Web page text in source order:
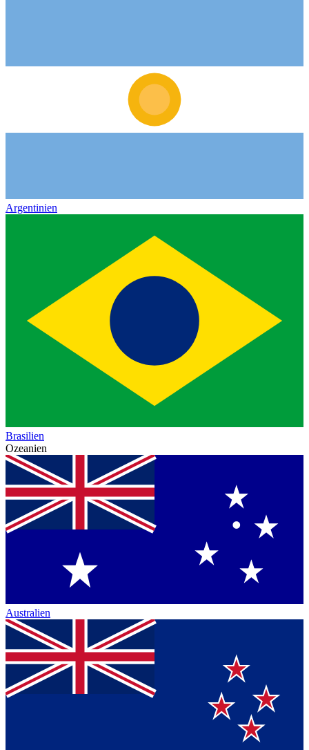
Argentinien
Brasilien
Ozeanien
Australien